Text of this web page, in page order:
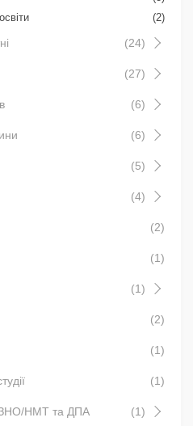
(2)
(24)
(27)
(6)
(6)
(5)
(4)
(2)
(1)
(1)
(2)
(1)
(1)
ЗНО/НМТ та ДПА (1)